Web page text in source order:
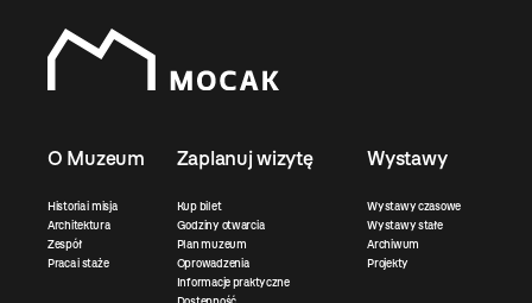
O Muzeum
Historia i misja
Architektura
Zespół
Praca i staże
Zaplanuj wizytę
Kup bilet
Godziny otwarcia
Plan muzeum
Oprowadzenia
Informacje praktyczne
Wystawy
Wystawy czasowe
Wystawy stałe
Archiwum
Projekty